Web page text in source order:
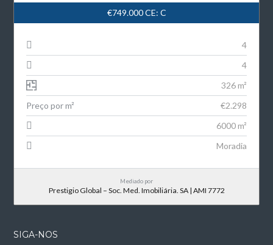
€749.000CE: C
4
4
326 m²
Preço por m²
€2.298
6000 m²
Moradia
Mediado por
Prestigio Global – Soc. Med. Imobiliária. SA | AMI 7772
SIGA-NOS